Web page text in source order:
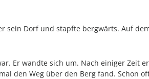
Dorf und stapfte bergwärts. Auf
Er wandte sich um. Nach einiger Zeit
den Weg über den Berg fand. Schon